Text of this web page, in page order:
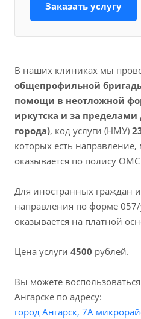
Заказать услугу
В наших клиниках мы
общепрофильной
помощи в неотложной
иркутска и за
города), код услуги (НМУ)
которых есть
оказывается по полису ОМС
Для иностранных граждан
направления по форме
оказывается на платной
Цена услуги 4500 рублей.
Вы можете
Ангарске по адресу:
город Ангарск, 7А